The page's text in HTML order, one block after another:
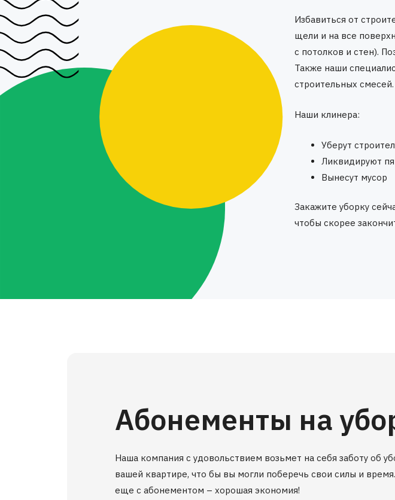
Избавиться от
щели и на все
с потолков и стен).
Также наши
строительных
Наши клинера:
Уберут
Ликвидируют
Вынесут мусор
Закажите уборку
чтобы скорее
Абонементы на
Наша компания с удовольствием возьмет на себя заботу об
вашей квартире, что бы вы могли поберечь свои силы и
еще с абонементом – хорошая экономия!